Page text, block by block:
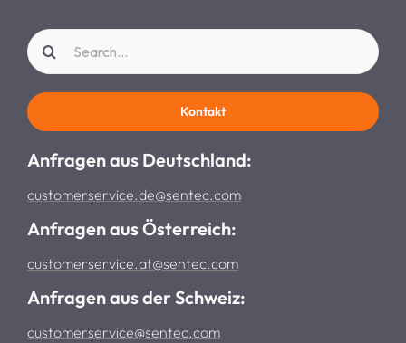
Search
for:
Kontakt
Anfragen aus Deutschland:
customerservice.de@sentec.com
Anfragen aus Österreich:
customerservice.at@sentec.com
Anfragen aus der Schweiz:
customerservice@sentec.com